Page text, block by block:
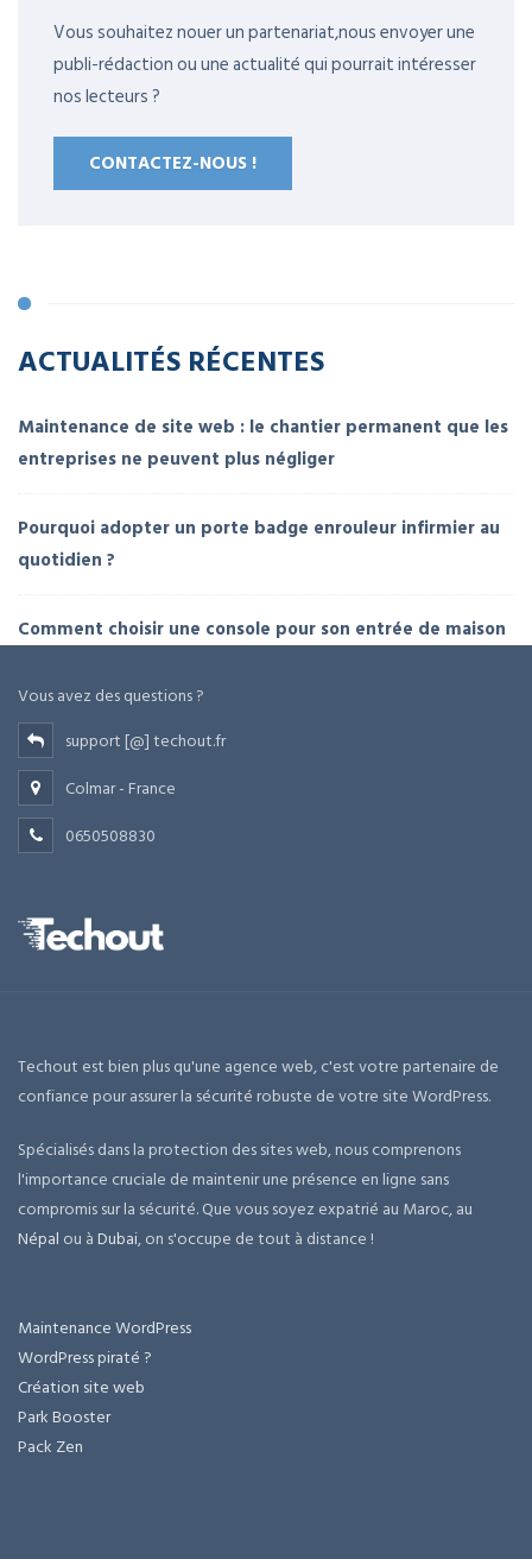
Vous souhaitez nouer un partenariat,nous envoyer une
publi-rédaction ou une actualité qui pourrait intéresser
nos lecteurs ?
CONTACTEZ-NOUS !
ACTUALITÉS RÉCENTES
Maintenance de site web : le chantier permanent que les
entreprises ne peuvent plus négliger
Pourquoi adopter un porte badge enrouleur infirmier au
quotidien ?
Comment choisir une console pour son entrée de maison
Vous avez des questions ?
support [@] techout.fr
Colmar - France
0650508830
Techout est bien plus qu'une agence web, c'est votre partenaire de
confiance pour assurer la sécurité robuste de votre site WordPress.
Spécialisés dans la protection des sites web, nous comprenons
l'importance cruciale de maintenir une présence en ligne sans
compromis sur la sécurité. Que vous soyez expatrié au Maroc, au
Népal ou àDubai, on s'occupe de tout à distance !
Maintenance WordPress
WordPress piraté ?
Création site web
Park Booster
Pack Zen